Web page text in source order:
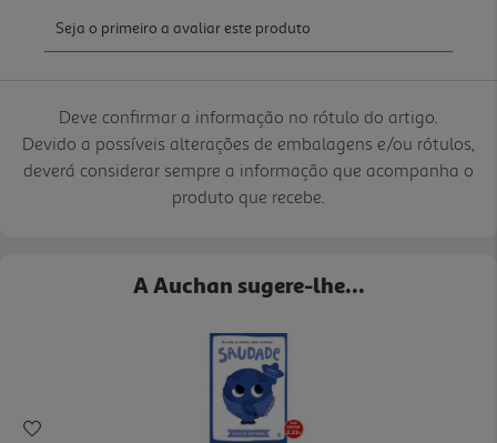
Deve confirmar a informação no rótulo do artigo.
Devido a possíveis alterações de embalagens e/ou rótulos,
deverá considerar sempre a informação que acompanha o
produto que recebe.
A Auchan sugere-lhe...